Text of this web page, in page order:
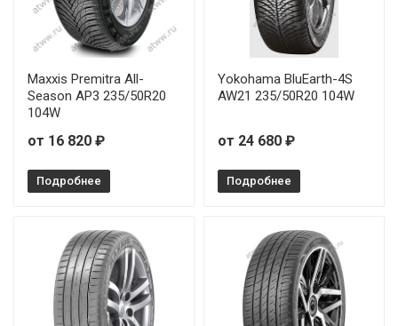
Maxxis Premitra All-
Season AP3 235/50R20
104W
от 16 820 ₽
Подробнее
Yokohama BluEarth-4S
AW21 235/50R20 104W
от 24 680 ₽
Подробнее